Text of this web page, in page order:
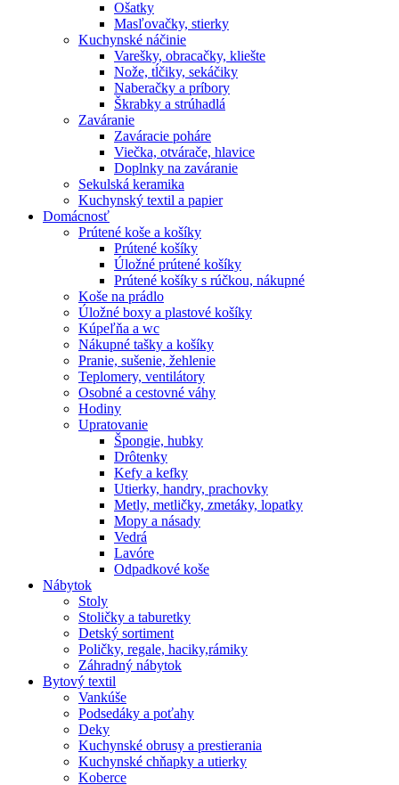
Ošatky
Masľovačky, stierky
Kuchynské náčinie
Varešky, obracačky, kliešte
Nože, tĺčiky, sekáčiky
Naberačky a príbory
Škrabky a strúhadlá
Zaváranie
Zaváracie poháre
Viečka, otvárače, hlavice
Doplnky na zaváranie
Sekulská keramika
Kuchynský textil a papier
Domácnosť
Prútené koše a košíky
Prútené košíky
Úložné prútené košíky
Prútené košíky s rúčkou, nákupné
Koše na prádlo
Úložné boxy a plastové košíky
Kúpeľňa a wc
Nákupné tašky a košíky
Pranie, sušenie, žehlenie
Teplomery, ventilátory
Osobné a cestovné váhy
Hodiny
Upratovanie
Špongie, hubky
Drôtenky
Kefy a kefky
Utierky, handry, prachovky
Metly, metličky, zmetáky, lopatky
Mopy a násady
Vedrá
Lavóre
Odpadkové koše
Nábytok
Stoly
Stoličky a taburetky
Detský sortiment
Poličky, regale, haciky,rámiky
Záhradný nábytok
Bytový textil
Vankúše
Podsedáky a poťahy
Deky
Kuchynské obrusy a prestierania
Kuchynské chňapky a utierky
Koberce